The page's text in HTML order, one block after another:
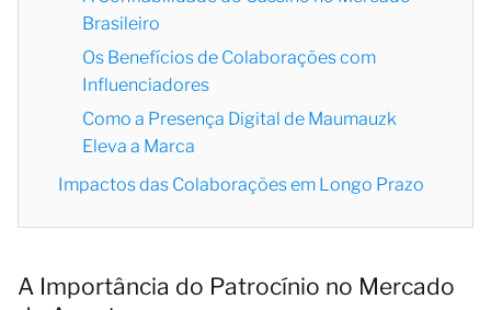
Brasileiro
Os Benefícios de Colaborações com
Influenciadores
Como a Presença Digital de Maumauzk
Eleva a Marca
Impactos das Colaborações em Longo Prazo
A Importância do Patrocínio no Mercado